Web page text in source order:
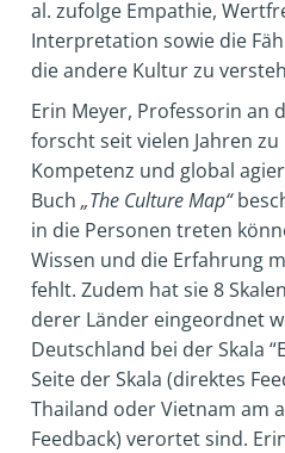
al. zufolge Empathie,
Interpretation sowie die
die andere Kultur zu
Erin Meyer, Professorin an
forscht seit vielen Jahren
Kompetenz und global
Buch „The Culture Map“
in die Personen treten
Wissen und die Erfahrung
fehlt. Zudem hat sie 8
derer Länder eingeordnet
Deutschland bei der Skala
Seite der Skala (direktes
Thailand oder Vietnam am
Feedback) verortet sind.